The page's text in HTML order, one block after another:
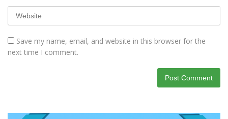
Save my name, email, and website in this browser for the
next time I comment.